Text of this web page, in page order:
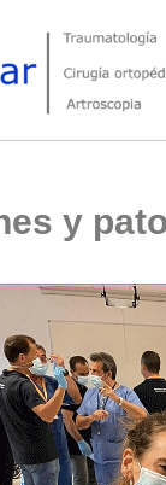
Cirugía ortopédica y
y